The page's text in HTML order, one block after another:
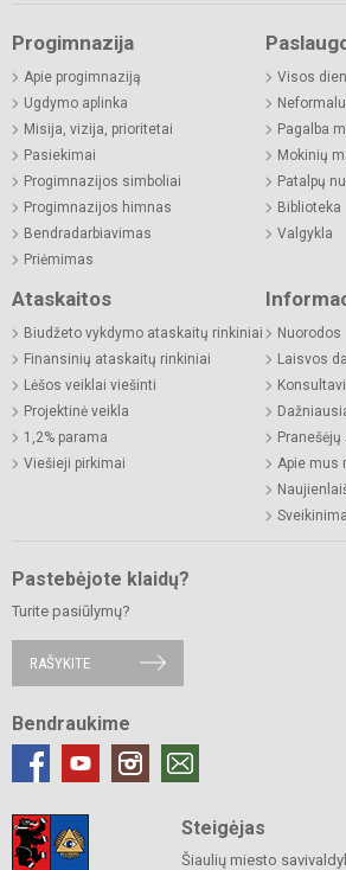
Progimnazija
Apie progimnaziją
Ugdymo aplinka
Misija, vizija, prioritetai
Pasiekimai
Progimnazijos simboliai
Progimnazijos himnas
Bendradarbiavimas
Priėmimas
Visos
Pagalba
Mokinių
Patalpų
Biblioteka
Valgykla
Ataskaitos
Biudžeto vykdymo ataskaitų rinkiniai
Finansinių ataskaitų rinkiniai
Lėšos veiklai viešinti
Projektinė veikla
1,2% parama
Viešieji pirkimai
Nuorodos
Laisvos
Pranešėjų
Apie mus
Pastebėjote klaidų?
Turite pasiūlymų?
RAŠYKITE
Bendraukime
Steigėjas
Šiaulių miesto